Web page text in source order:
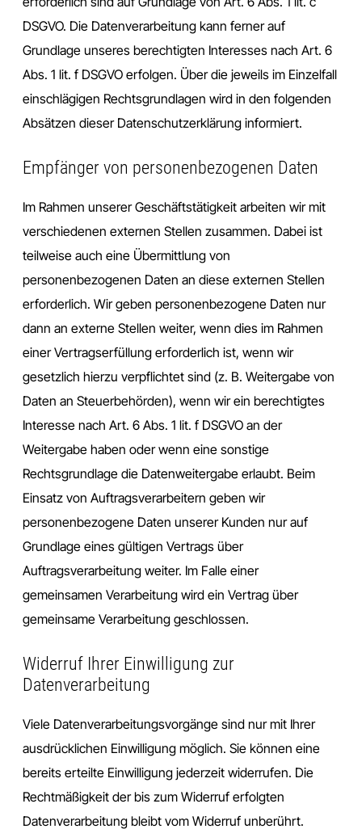
DSGVO. Die Datenverarbeitung kann ferner auf
Grundlage unseres berechtigten Interesses nach Art. 6
Abs. 1 lit. f DSGVO erfolgen. Über die jeweils im Einzelfall
einschlägigen Rechtsgrundlagen wird in den folgenden
Absätzen dieser Datenschutzerklärung informiert.
Empfänger von personenbezogenen Daten
Im Rahmen unserer Geschäftstätigkeit arbeiten wir mit
verschiedenen externen Stellen zusammen. Dabei ist
teilweise auch eine Übermittlung von
personenbezogenen Daten an diese externen Stellen
erforderlich. Wir geben personenbezogene Daten nur
dann an externe Stellen weiter, wenn dies im Rahmen
einer Vertragserfüllung erforderlich ist, wenn wir
gesetzlich hierzu verpflichtet sind (z. B. Weitergabe von
Daten an Steuerbehörden), wenn wir ein berechtigtes
Interesse nach Art. 6 Abs. 1 lit. f DSGVO an der
Weitergabe haben oder wenn eine sonstige
Rechtsgrundlage die Datenweitergabe erlaubt. Beim
Einsatz von Auftragsverarbeitern geben wir
personenbezogene Daten unserer Kunden nur auf
Grundlage eines gültigen Vertrags über
Auftragsverarbeitung weiter. Im Falle einer
gemeinsamen Verarbeitung wird ein Vertrag über
gemeinsame Verarbeitung geschlossen.
Widerruf Ihrer Einwilligung zur
Datenverarbeitung
Viele Datenverarbeitungsvorgänge sind nur mit Ihrer
ausdrücklichen Einwilligung möglich. Sie können eine
bereits erteilte Einwilligung jederzeit widerrufen. Die
Rechtmäßigkeit der bis zum Widerruf erfolgten
Datenverarbeitung bleibt vom Widerruf unberührt.